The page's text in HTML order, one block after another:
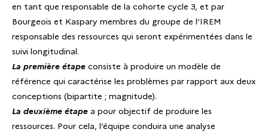
en tant que responsable de la cohorte cycle 3, et par
Bourgeois et Kaspary membres du groupe de l’IREM
responsable des ressources qui seront expérimentées dans le
suivi longitudinal.
La première étape consiste à produire un modèle de
référence qui caractérise les problèmes par rapport aux deux
conceptions (bipartite ; magnitude).
La deuxième étape a pour objectif de produire les
ressources. Pour cela, l’équipe conduira une analyse